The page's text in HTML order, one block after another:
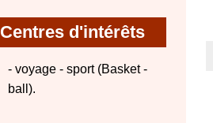
Centres d'intérêts
- voyage - sport (Basket -
ball).